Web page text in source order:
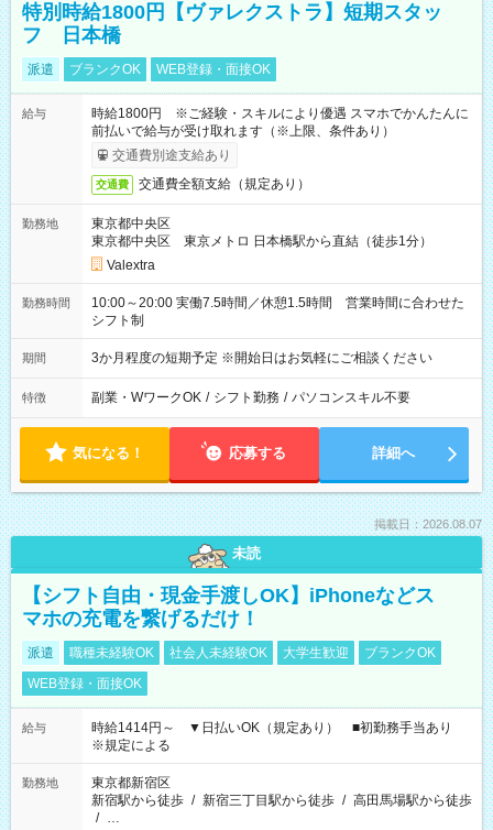
特別時給1800円【ヴァレクストラ】短期スタッ
フ 日本橋
派遣 ブランクOK WEB登録・面接OK
給与
時給1800円 ※ご経験・スキルにより優遇 スマホでかんたんに
前払いで給与が受け取れます（※上限、条件あり）
交通費別途支給あり
交通費 交通費全額支給（規定あり）
勤務地
東京都中央区
東京都中央区 東京メトロ 日本橋駅から直結（徒歩1分）
Valextra
勤務時間
10:00～20:00 実働7.5時間／休憩1.5時間 営業時間に合わせた
シフト制
期間 3か月程度の短期予定 ※開始日はお気軽にご相談ください
特徴 副業・WワークOK / シフト勤務 / パソコンスキル不要
気になる！ 応募する 詳細へ
掲載日：2026.08.07
未読
【シフト自由・現金手渡しOK】iPhoneなどス
マホの充電を繋げるだけ！
派遣 職種未経験OK 社会人未経験OK 大学生歓迎
ブランクOK
WEB登録・面接OK
給与
時給1414円～ ▼日払いOK（規定あり） ■初勤務手当あり
※規定による
勤務地
東京都新宿区
新宿駅から徒歩 / 新宿三丁目駅から徒歩 / 高田馬場駅から徒歩
/ …